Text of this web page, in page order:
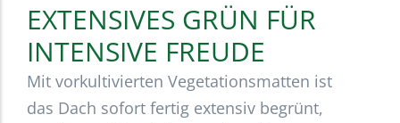
EXTENSIVES GRÜN FÜR
INTENSIVE FREUDE
Mit vorkultivierten Vegetationsmatten ist
das Dach sofort fertig extensiv begrünt,